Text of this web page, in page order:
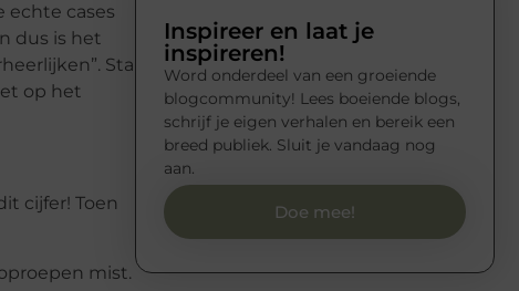
echte cases
dus is het
Sta
op het
cijfer! Toen
mist.
Inspireer en laat je
inspireren!
Word onderdeel van een groeiende
blogcommunity! Lees boeiende blogs,
schrijf je eigen verhalen en bereik een
breed publiek. Sluit je vandaag nog
aan.
Doe mee!